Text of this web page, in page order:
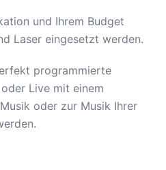
und Ihrem Budget
Laser eingesetzt werden.
programmierte
Live mit einem
oder zur Musik Ihrer